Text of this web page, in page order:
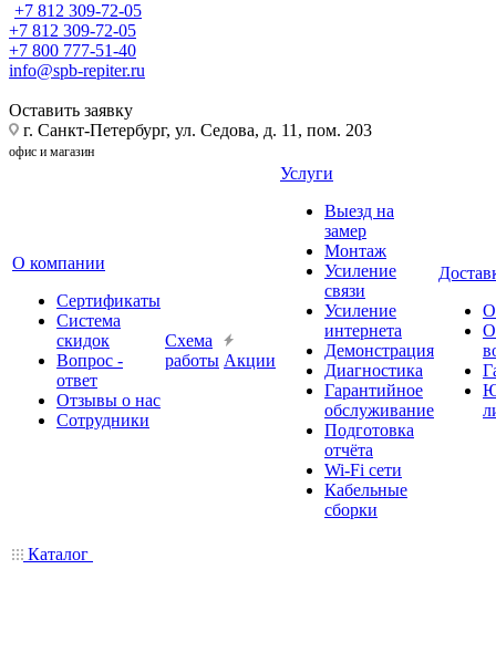
+7 812 309-72-05
+7 812 309-72-05
+7 800 777-51-40
info@spb-repiter.ru
Оставить заявку
г. Санкт-Петербург, ул. Седова, д. 11, пом. 203
офис и магазин
О компании
Сертификаты
Система
скидок
Вопрос -
ответ
Отзывы о нас
Сотрудники
Схема
работы Акции
Услуги
Выезд на
замер
Монтаж
Усиление
связи
Усиление
интернета
Демонстрация
Диагностика
Гарантийное
обслуживание
Подготовка
отчёта
Wi-Fi сети
Кабельные
сборки
Каталог